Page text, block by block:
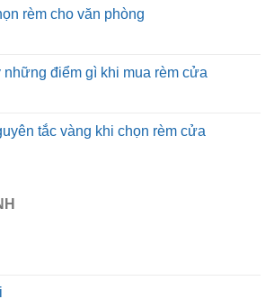
rèm cho văn phòng
điểm gì khi mua rèm cửa
tắc vàng khi chọn rèm cửa